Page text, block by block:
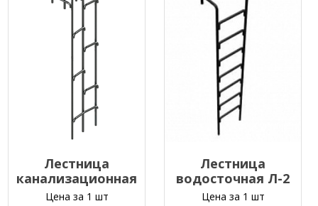
Лестница
канализационная
КЛ1 (5,5м)
Цена за 1 шт
Лестница
водосточная Л-2
L=2,6м
Цена за 1 шт